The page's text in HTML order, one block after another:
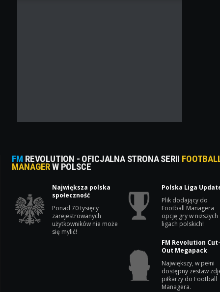
FM REVOLUTION - OFICJALNA STRONA SERII
MANAGERW POLSCE
Największa polska
społeczność
Ponad 70 tysięcy
zarejestrowanych
użytkowników nie może
się mylić!
Polska Liga
Plik dodający do
Football Managera
opcję gry w niższych
ligach polskich!
FM Revolution
Out Megapack
Największy, w pełni
dostępny zestaw
piłkarzy do Football
Managera.